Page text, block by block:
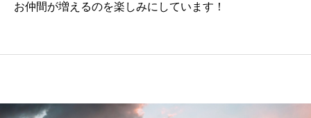
お仲間が増えるのを楽しみにしています！